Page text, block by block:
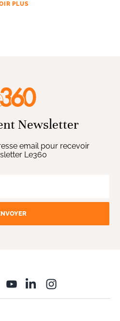
PLUS
Newsletter
email pour recevoir
Le360